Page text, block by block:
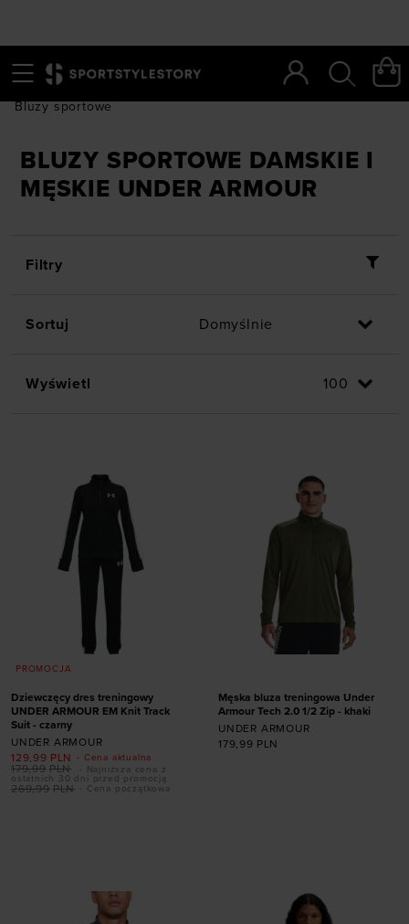
SportStyleStory Odzież Bluzy
/
Bluzy sportowe
BLUZY SPORTOWE DAMSKIE I
MĘSKIE UNDER ARMOUR
Filtry
Sortuj
Wyświetl
PROMOCJA
Dodaj produkt w
rozmiarze
XS (122 - 127 CM)
S (127 - 137 CM)
Dziewczęcy dres treningowy
UNDER ARMOUR EM Knit Track
Suit - czarny
UNDER ARMOUR
- Cena aktualna
129,99 PLN
- Cena początkowa
269,99 PLN
179,99 PLN
- Najniższa cena z
ostatnich 30 dni przed promocją
Męska bluza treningowa Under
Armour Tech 2.0 1/2 Zip - khaki
UNDER ARMOUR
179,99 PLN